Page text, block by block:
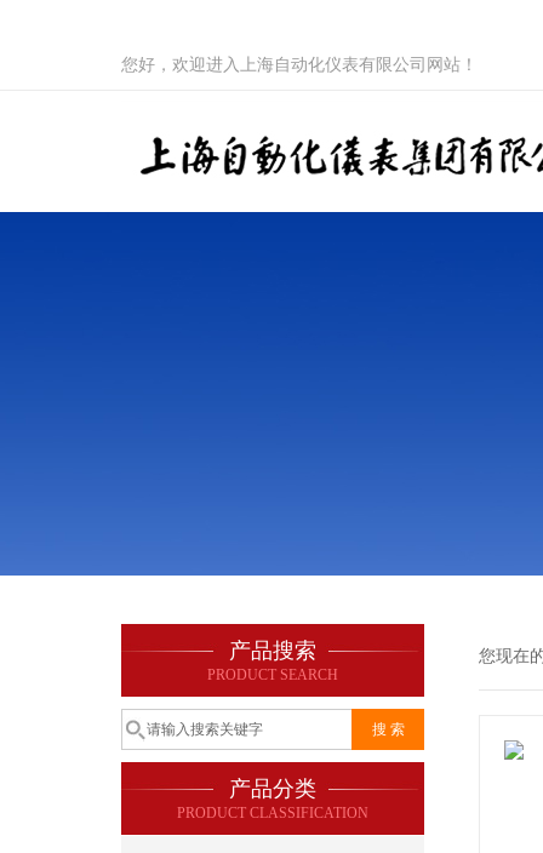
您好，欢迎进入上海自动化仪表有限公司网站！
产品搜索
PRODUCT SEARCH
产品分类
PRODUCT CLASSIFICATION
您现在